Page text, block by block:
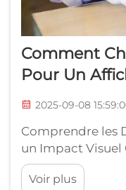
Comment
Pour Un
2025-09-08
Comprendre les
un Impact
idéale pour un
transformer
Voir plus